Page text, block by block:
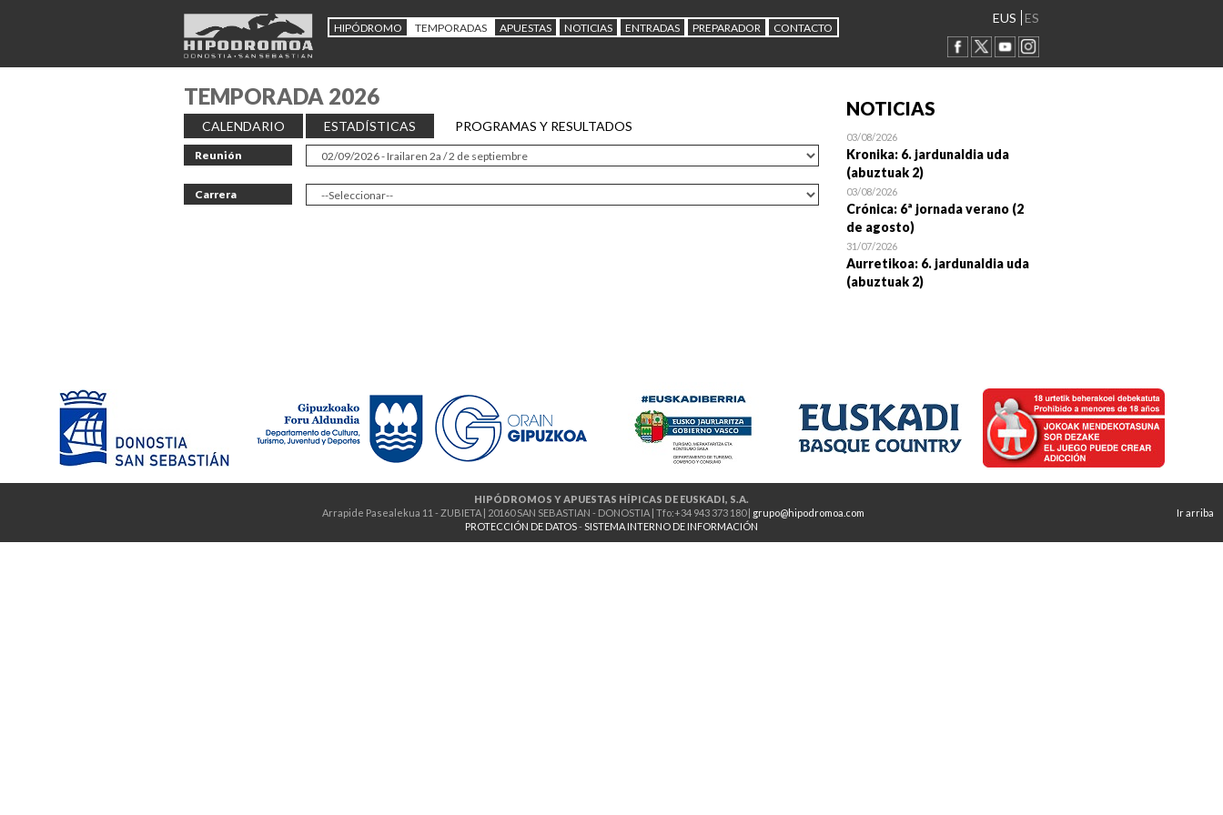
HIPÓDROMO TEMPORADAS APUESTAS NOTICIAS ENTRADAS PREPARADOR CONTACTO
EUS ES
TEMPORADA 2026
CALENDARIO ESTADÍSTICAS PROGRAMAS Y RESULTADOS
Reunión
Carrera
NOTICIAS
03/08/2026
Kronika: 6. jardunaldia uda
(abuztuak 2)
03/08/2026
Crónica: 6ª jornada verano (2
de agosto)
31/07/2026
Aurretikoa: 6. jardunaldia uda
(abuztuak 2)
HIPÓDROMOS Y APUESTAS HÍPICAS DE EUSKADI, S.A.
Ir arriba
Arrapide Pasealekua 11 - ZUBIETA | 20160 SAN SEBASTIAN - DONOSTIA | Tfo:+34 943 373 180 | grupo@hipodromoa.com
PROTECCIÓN DE DATOS-SISTEMA INTERNO DE INFORMACIÓN